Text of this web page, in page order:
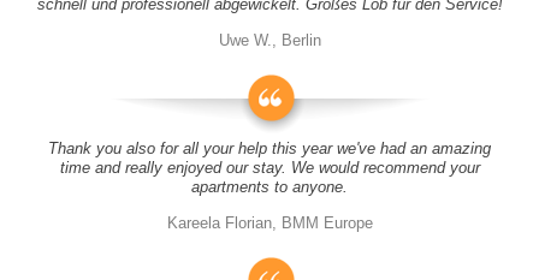
schnell und professionell abgewickelt. Großes Lob für den Service!
Uwe W., Berlin
Thank you also for all your help this year we've had an amazing
time and really enjoyed our stay. We would recommend your
apartments to anyone.
Kareela Florian, BMM Europe